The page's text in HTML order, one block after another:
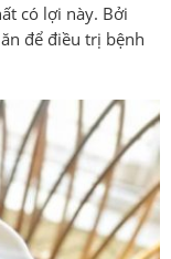
có lợi này. Bởi
để điều trị bệnh